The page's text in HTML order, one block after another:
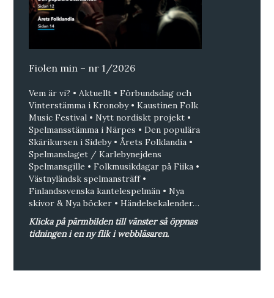
Fiolen min – nr 1/2026
Vem är vi? • Aktuellt • Förbundsdag och
Vinterstämma i Kronoby • Kaustinen Folk
Music Festival • Nytt nordiskt projekt •
Spelmansstämma i Närpes • Den populära
Skärikursen i Sideby • Årets Folklandia •
Spelmanslaget / Karlebynejdens
Spelmansgille • Folkmusikdagar på Fiika •
Västnyländsk spelmansträff •
Finlandssvenska kantelespelmän • Nya
skivor & Nya böcker • Händelsekalender…
Klicka på pärmbilden till vänster så öppnas
tidningen i en ny flik i webbläsaren.